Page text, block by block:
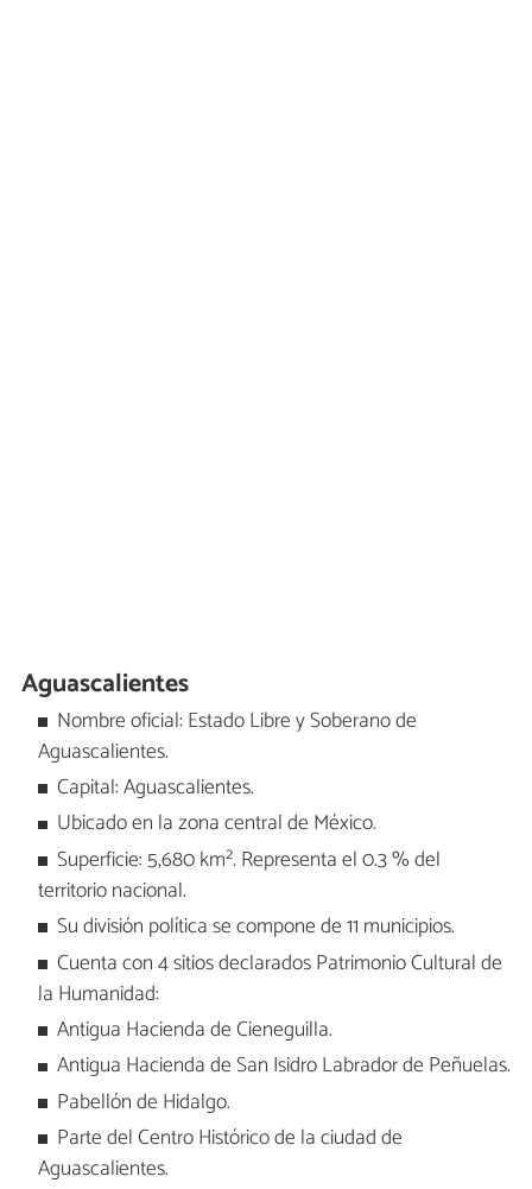
Aguascalientes
Nombre oficial: Estado Libre y Soberano de
Aguascalientes.
Capital: Aguascalientes.
Ubicado en la zona central de México.
Superficie: 5,680 km². Representa el 0.3 % del
territorio nacional.
Su división política se compone de 11 municipios.
Cuenta con 4 sitios declarados Patrimonio Cultural de
la Humanidad:
Antigua Hacienda de Cieneguilla.
Antigua Hacienda de San Isidro Labrador de Peñuelas.
Pabellón de Hidalgo.
Parte del Centro Histórico de la ciudad de
Aguascalientes.